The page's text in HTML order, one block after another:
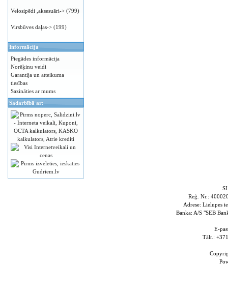
Velosipēdi ,aksesuāri-> (799)
Virsbūves daļas-> (199)
Informācija
Piegādes informācija
Norēķinu veidi
Garantija un atteikuma
tiesības
Sazināties ar mums
Sadarbībā ar:
Reģ. Nr.:
Adrese: Lielupes
Banka: A/S "SEB
E-
Tālr.: